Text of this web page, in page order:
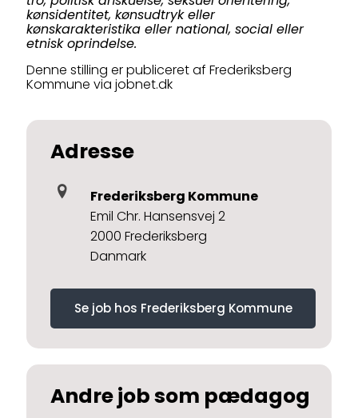
kønsidentitet, kønsudtryk eller
kønskarakteristika eller national, social eller
etnisk oprindelse.
Denne stilling er publiceret af Frederiksberg
Kommune via jobnet.dk
Adresse
Frederiksberg Kommune
Emil Chr. Hansensvej 2
2000 Frederiksberg
Danmark
Se job hos Frederiksberg Kommune
Andre job som pædagog